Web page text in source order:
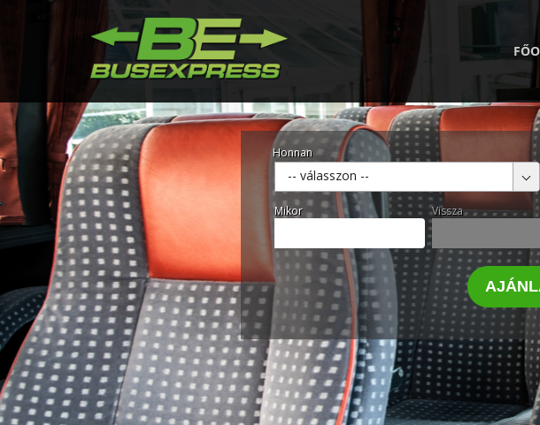
Honnan
-- válasszon --
Mikor
Vissza